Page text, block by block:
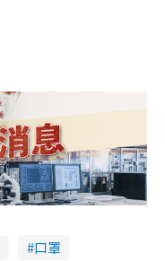
口罩